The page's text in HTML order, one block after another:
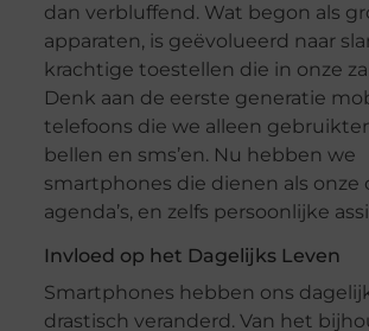
dan verbluffend. Wat begon als
apparaten, is geëvolueerd naar
krachtige toestellen die in onze
Denk aan de eerste generatie
telefoons die we alleen
bellen en sms’en. Nu hebben we
smartphones die dienen als onze
agenda’s, en zelfs persoonlijke
Invloed op het Dagelijks Leven
Smartphones hebben ons
drastisch veranderd. Van het